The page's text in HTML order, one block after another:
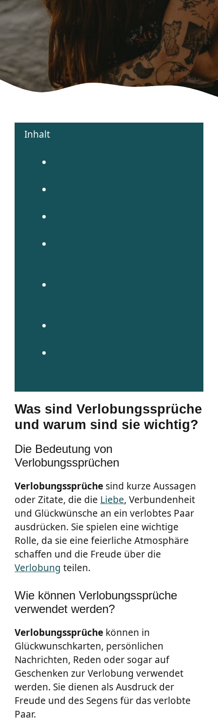
Inhalt
Was sind Verlobungssprüche
und warum sind sie wichtig?
Die Bedeutung von
Verlobungssprüchen
Verlobungssprüche sind kurze Aussagen
oder Zitate, die die Liebe, Verbundenheit
und Glückwünsche an ein verlobtes Paar
ausdrücken. Sie spielen eine wichtige
Rolle, da sie eine feierliche Atmosphäre
schaffen und die Freude über die
Verlobung teilen.
Wie können Verlobungssprüche
verwendet werden?
Verlobungssprüche können in
Glückwunschkarten, persönlichen
Nachrichten, Reden oder sogar auf
Geschenken zur Verlobung verwendet
werden. Sie dienen als Ausdruck der
Freude und des Segens für das verlobte
Paar.